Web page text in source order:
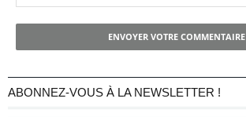
ENVOYER VOTRE COMMENTAIRE
ABONNEZ-VOUS À LA NEWSLETTER !